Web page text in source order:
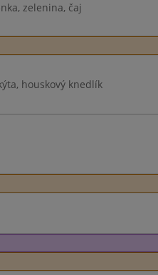
zelenina, čaj
houskový knedlík